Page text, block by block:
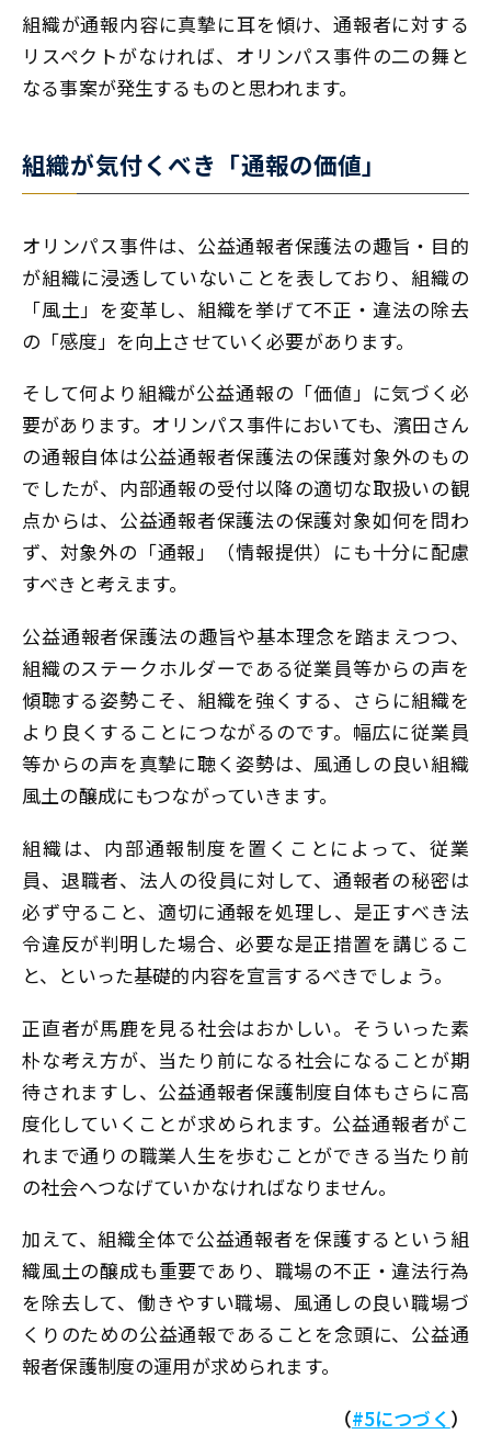
組織が通報内容に真摯に耳を傾け、通報者に対する
リスペクトがなければ、オリンパス事件の二の舞と
なる事案が発生するものと思われます。
組織が気付くべき「通報の価値」
オリンパス事件は、公益通報者保護法の趣旨・目的
が組織に浸透していないことを表しており、組織の
「風土」を変革し、組織を挙げて不正・違法の除去
の「感度」を向上させていく必要があります。
そして何より組織が公益通報の「価値」に気づく必
要があります。オリンパス事件においても、濱田さん
の通報自体は公益通報者保護法の保護対象外のもの
でしたが、内部通報の受付以降の適切な取扱いの観
点からは、公益通報者保護法の保護対象如何を問わ
ず、対象外の「通報」（情報提供）にも十分に配慮
すべきと考えます。
公益通報者保護法の趣旨や基本理念を踏まえつつ、
組織のステークホルダーである従業員等からの声を
傾聴する姿勢こそ、組織を強くする、さらに組織を
より良くすることにつながるのです。幅広に従業員
等からの声を真摯に聴く姿勢は、風通しの良い組織
風土の醸成にもつながっていきます。
組織は、内部通報制度を置くことによって、従業
員、退職者、法人の役員に対して、通報者の秘密は
必ず守ること、適切に通報を処理し、是正すべき法
令違反が判明した場合、必要な是正措置を講じるこ
と、といった基礎的内容を宣言するべきでしょう。
正直者が馬鹿を見る社会はおかしい。そういった素
朴な考え方が、当たり前になる社会になることが期
待されますし、公益通報者保護制度自体もさらに高
度化していくことが求められます。公益通報者がこ
れまで通りの職業人生を歩むことができる当たり前
の社会へつなげていかなければなりません。
加えて、組織全体で公益通報者を保護するという組
織風土の醸成も重要であり、職場の不正・違法行為
を除去して、働きやすい職場、風通しの良い職場づ
くりのための公益通報であることを念頭に、公益通
報者保護制度の運用が求められます。
（#5につづく ）